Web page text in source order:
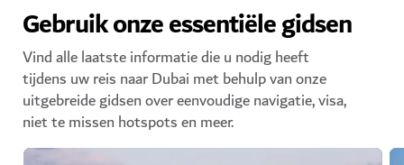
Gebruik onze essentiële gidsen
Vind alle laatste informatie die u nodig heeft
tijdens uw reis naar Dubai met behulp van onze
uitgebreide gidsen over eenvoudige navigatie, visa,
niet te missen hotspots en meer.